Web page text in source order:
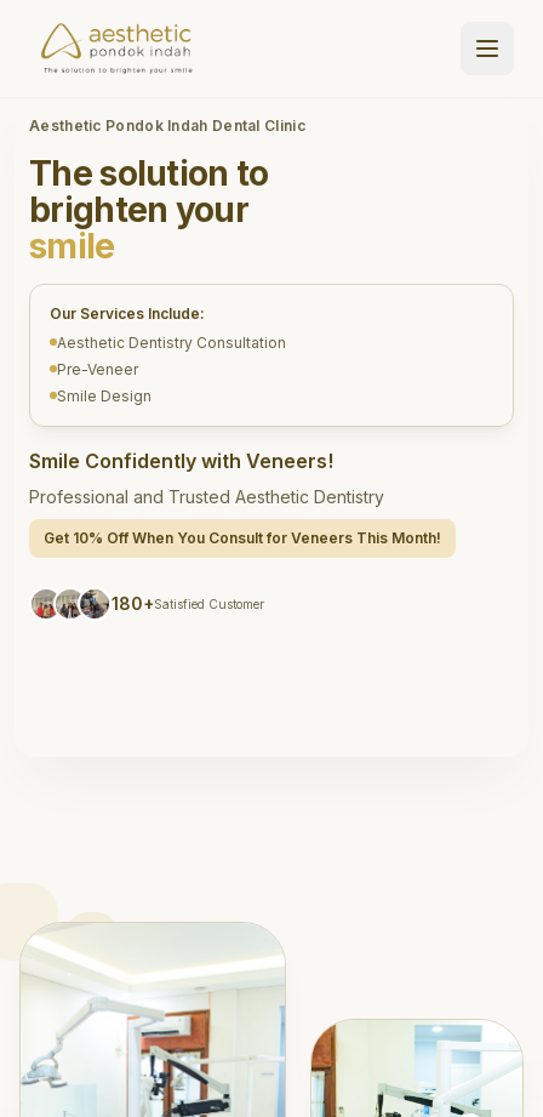
Aesthetic Pondok Indah Dental Clinic
The solution to
brighten your
smile
Our Services Include:
Aesthetic Dentistry Consultation
Pre-Veneer
Smile Design
Smile Confidently with Veneers!
Professional and Trusted Aesthetic Dentistry
Get 10% Off When You Consult for Veneers This Month!
180+Satisfied Customer